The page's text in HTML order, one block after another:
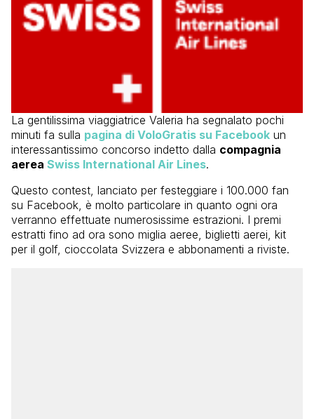
La gentilissima viaggiatrice Valeria ha segnalato pochi
minuti fa sulla pagina di VoloGratis su Facebook un
interessantissimo concorso indetto dalla compagnia
aerea Swiss International Air Lines.
Questo contest, lanciato per festeggiare i 100.000 fan
su Facebook, è molto particolare in quanto ogni ora
verranno effettuate numerosissime estrazioni. I premi
estratti fino ad ora sono miglia aeree, biglietti aerei, kit
per il golf, cioccolata Svizzera e abbonamenti a riviste.